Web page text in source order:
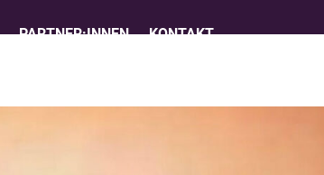
PARTNER:INNEN KONTAKT